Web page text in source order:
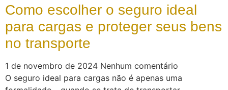
Como escolher o seguro ideal
para cargas e proteger seus bens
no transporte
1 de novembro de 2024 Nenhum comentário
O seguro ideal para cargas não é apenas uma